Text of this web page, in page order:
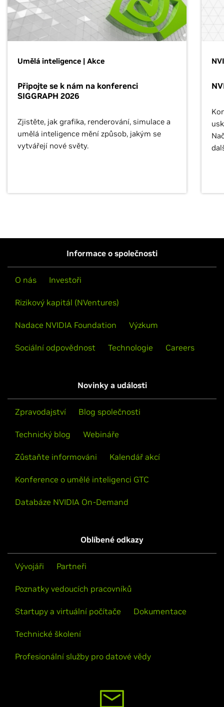
Umělá inteligence | Akce
Připojte se k nám na konferenci
SIGGRAPH 2026
Zjistěte, jak grafika, renderování, simulace a
umělá inteligence mění způsob, jakým se
vytvářejí nové světy.
Informace o společnosti
O nás Investoři
Rizikový kapitál (NVentures)
Nadace NVIDIA Foundation Výzkum
Sociální odpovědnost Technologie Careers
Novinky a události
Zpravodajství Blog společnosti
Technický blog Webináře
Zůstaňte informováni Kalendář akcí
Konference o umělé inteligenci GTC
Databáze NVIDIA On-Demand
Oblíbené odkazy
Vývojáři Partneři
Poznatky vedoucích pracovníků
Startupy a virtuální počítače Dokumentace
Technické školení
Profesionální služby pro datové vědy